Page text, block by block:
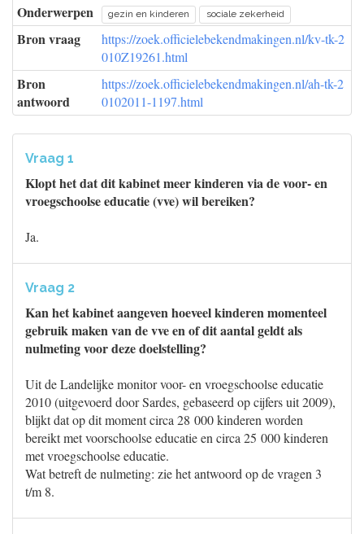
Onderwerpen gezin en kinderen sociale zekerheid
Bron vraag
https://zoek.officielebekendmakingen.nl/kv-tk-2
010Z19261.html
Bron
antwoord
https://zoek.officielebekendmakingen.nl/ah-tk-2
0102011-1197.html
Vraag 1
Klopt het dat dit kabinet meer kinderen via de voor- en
vroegschoolse educatie (vve) wil bereiken?
Ja.
Vraag 2
Kan het kabinet aangeven hoeveel kinderen momenteel
gebruik maken van de vve en of dit aantal geldt als
nulmeting voor deze doelstelling?
Uit de Landelijke monitor voor- en vroegschoolse educatie
2010 (uitgevoerd door Sardes, gebaseerd op cijfers uit 2009),
blijkt dat op dit moment circa 28 000 kinderen worden
bereikt met voorschoolse educatie en circa 25 000 kinderen
met vroegschoolse educatie.
Wat betreft de nulmeting: zie het antwoord op de vragen 3
t/m 8.